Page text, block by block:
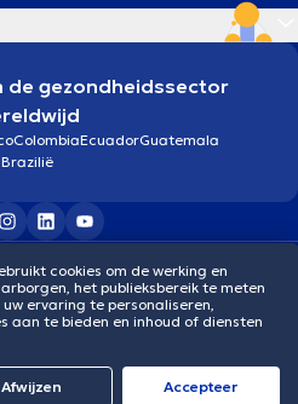
de gezondheidssector
ColombiaEcuadorGuatemala
Brazilië
CookiesPrivacybeleid
cookies om de werking en
het publieksbereik te meten
ervaring te personaliseren,
aan te bieden en inhoud of diensten
Afwijzen Αccepteer